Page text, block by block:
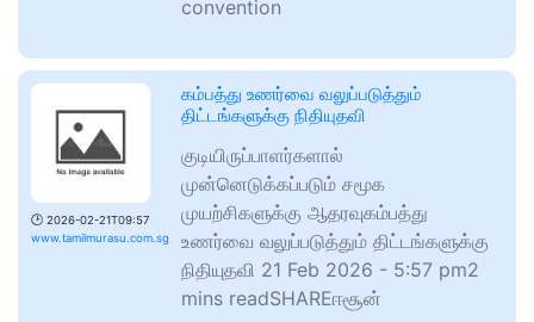
convention
🕑 2026-02-21T09:57
www.tamilmurasu.com.sg
கம்பத்து உணர்வை வலுப்படுத்தும்
திட்டங்களுக்கு நிதியுதவி
குடியிருப்பாளர்களால்
முன்னெடுக்கப்படும் சமூக
முயற்சிகளுக்கு ஆதரவுகம்பத்து
உணர்வை வலுப்படுத்தும் திட்டங்களுக்கு
நிதியுதவி 21 Feb 2026 - 5:57 pm2
mins readSHAREஈசூன்